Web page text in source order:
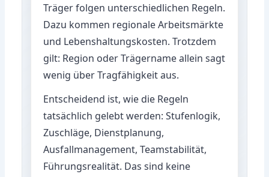
Träger folgen unterschiedlichen Regeln.
Dazu kommen regionale Arbeitsmärkte
und Lebenshaltungskosten. Trotzdem
gilt: Region oder Trägername allein sagt
wenig über Tragfähigkeit aus.
Entscheidend ist, wie die Regeln
tatsächlich gelebt werden: Stufenlogik,
Zuschläge, Dienstplanung,
Ausfallmanagement, Teamstabilität,
Führungsrealität. Das sind keine